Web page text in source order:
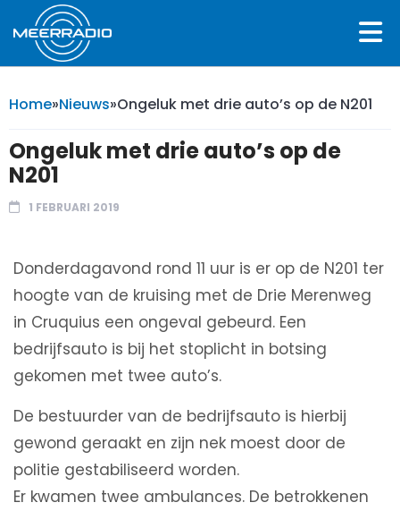
Home»Nieuws»Ongeluk met drie auto’s op de N201
Ongeluk met drie auto’s op de
N201
1 FEBRUARI 2019
Donderdagavond rond 11 uur is er op de N201 ter
hoogte van de kruising met de Drie Merenweg
in Cruquius een ongeval gebeurd. Een
bedrijfsauto is bij het stoplicht in botsing
gekomen met twee auto’s.
De bestuurder van de bedrijfsauto is hierbij
gewond geraakt en zijn nek moest door de
politie gestabiliseerd worden.
Er kwamen twee ambulances. De betrokkenen